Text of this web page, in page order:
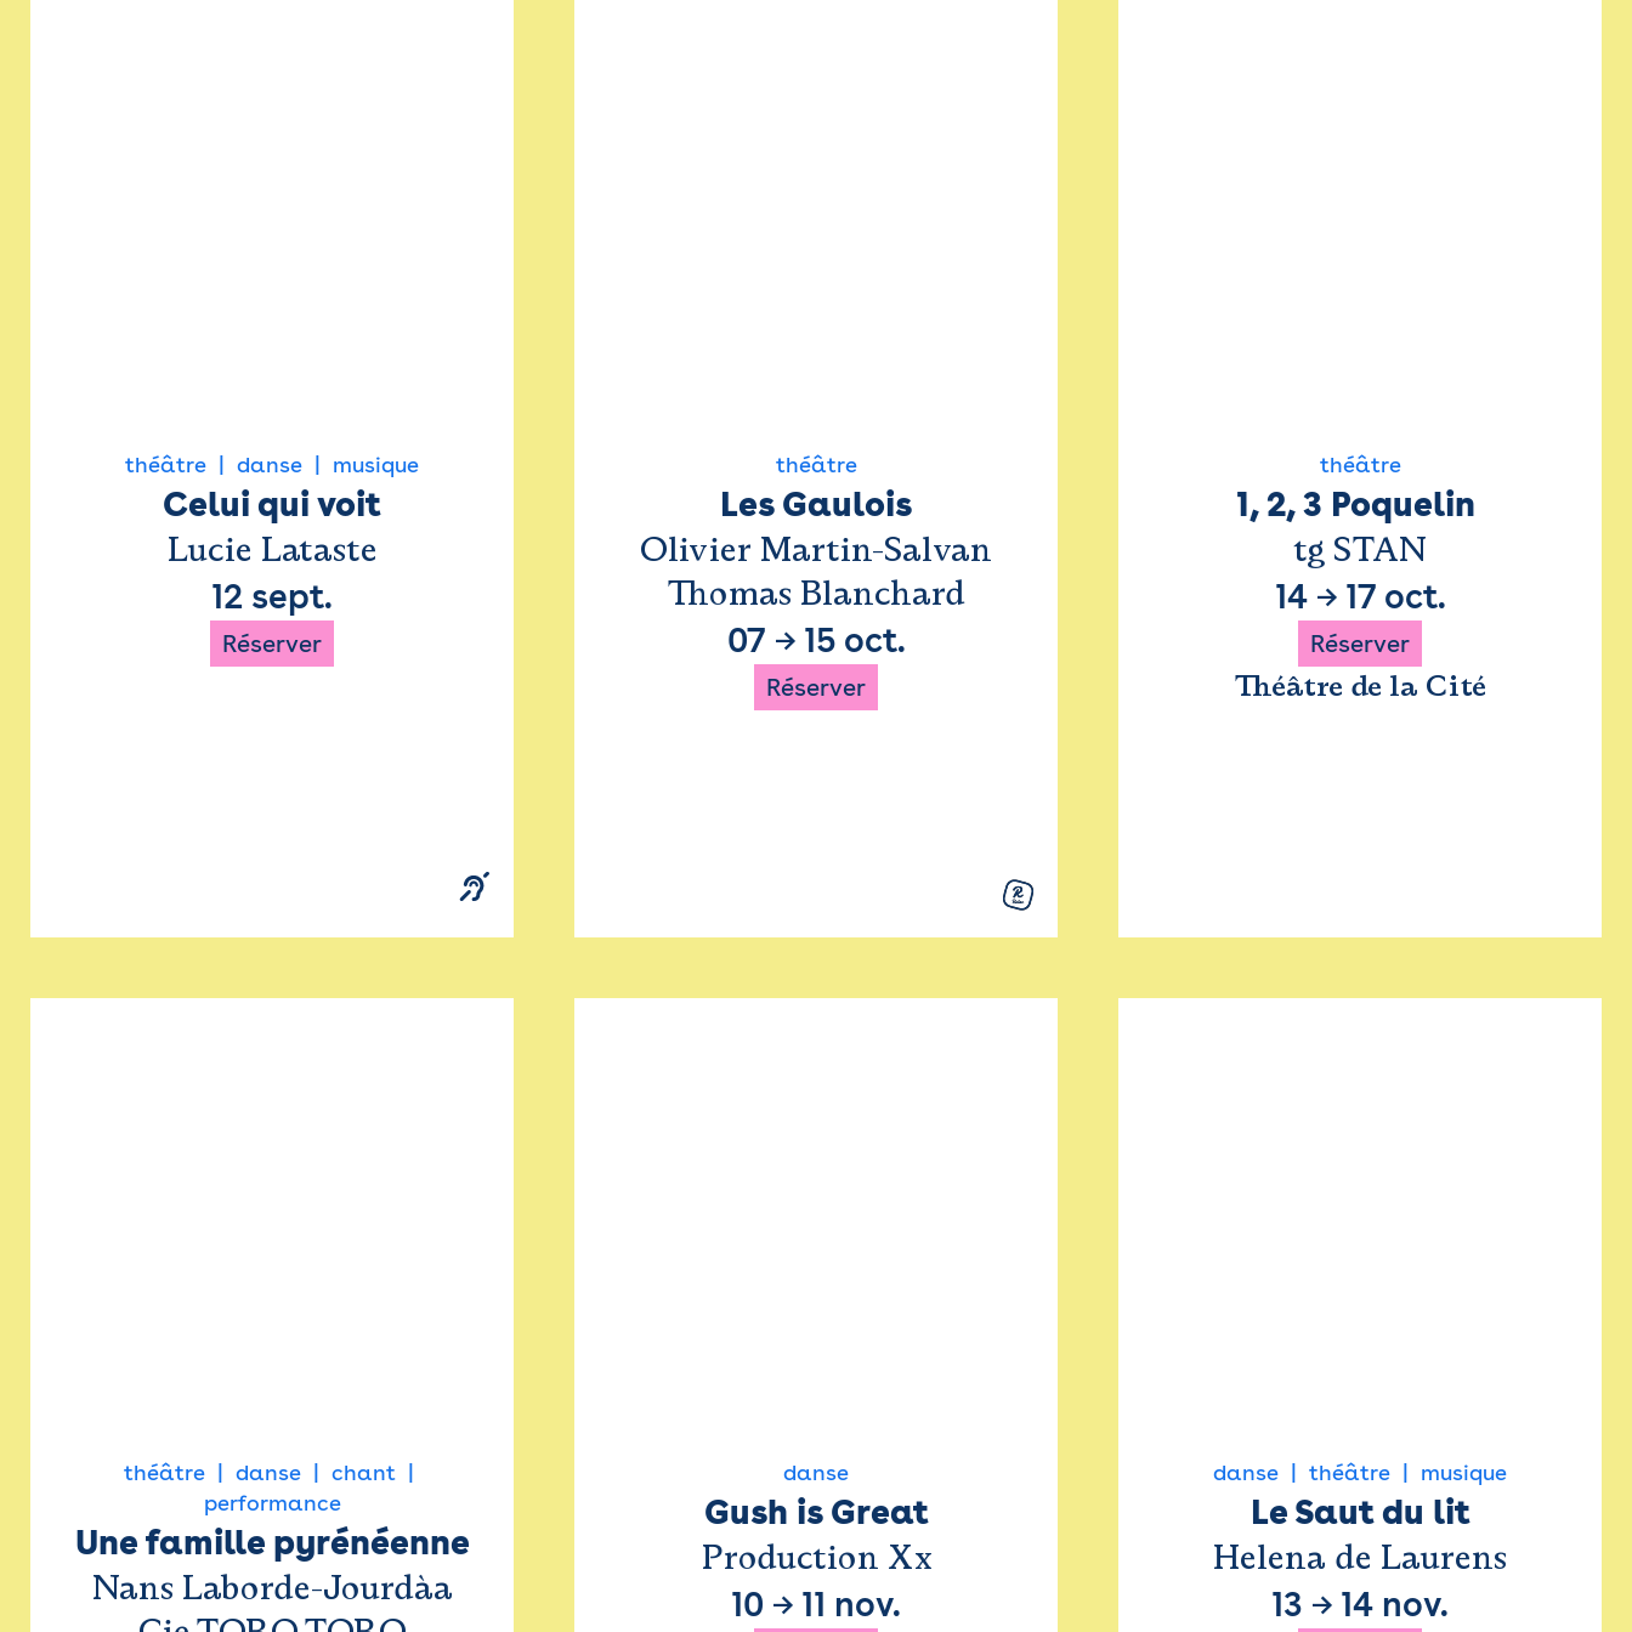
théâtre danse musique
Celui qui voit
Lucie Lataste
12 sept.
Réserver
théâtre
Les Gaulois
Olivier Martin-Salvan
Thomas Blanchard
07 → 15 oct.
Réserver
théâtre
1, 2, 3 Poquelin
tg STAN
14→ 17 oct.
Réserver
Théâtre de la Cité
théâtre danse
chant
performance
Une famille pyrénéenne
Nans Laborde-Jourdàa
danse
Gush is Great
Production Xx
10 → 11 nov.
danse théâtre musique
Le Saut du lit
Helena de Laurens
13 → 14 nov.